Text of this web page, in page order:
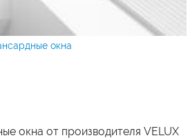
окна
окна от производителя VELUX